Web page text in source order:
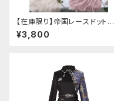
【在庫限り】帝国レースドットワ
ンピース
¥3,800